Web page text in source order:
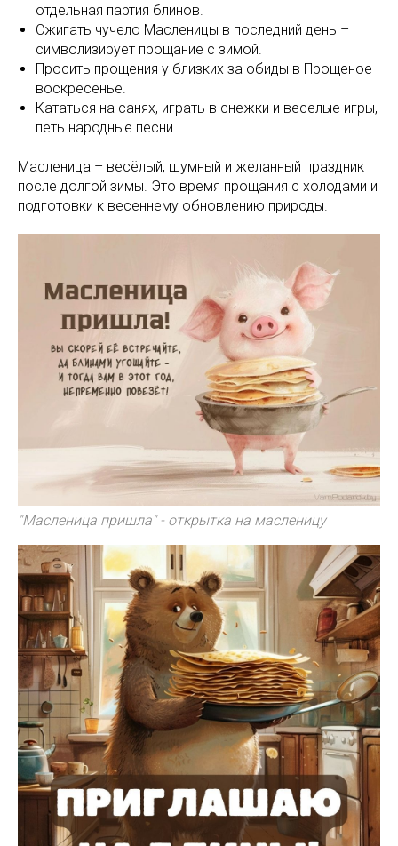
отдельная партия блинов.
Сжигать чучело Масленицы в последний день –
символизирует прощание с зимой.
Просить прощения у близких за обиды в Прощеное
воскресенье.
Кататься на санях, играть в снежки и веселые игры,
петь народные песни.
Масленица – весёлый, шумный и желанный праздник
после долгой зимы. Это время прощания с холодами и
подготовки к весеннему обновлению природы.
"Масленица пришла" - открытка на масленицу